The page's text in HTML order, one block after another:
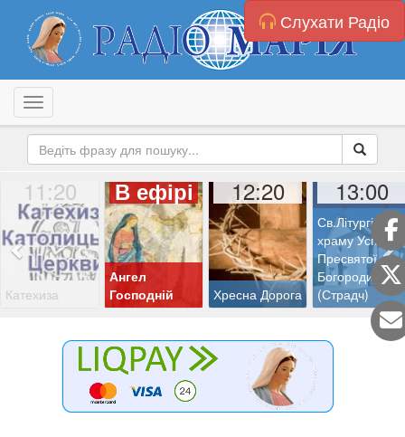
Слухати Радіо
Toggle navigation
11:20
Катехиза
В ефірі
Ангел
Господній
12:20
Хресна Дорога
13:00
Св.Літургія з
храму Успіння
Пресвятої
Богородиці
(Страдч)